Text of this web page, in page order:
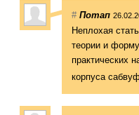
# Потап
Неплохая
теории и
практических
корпуса